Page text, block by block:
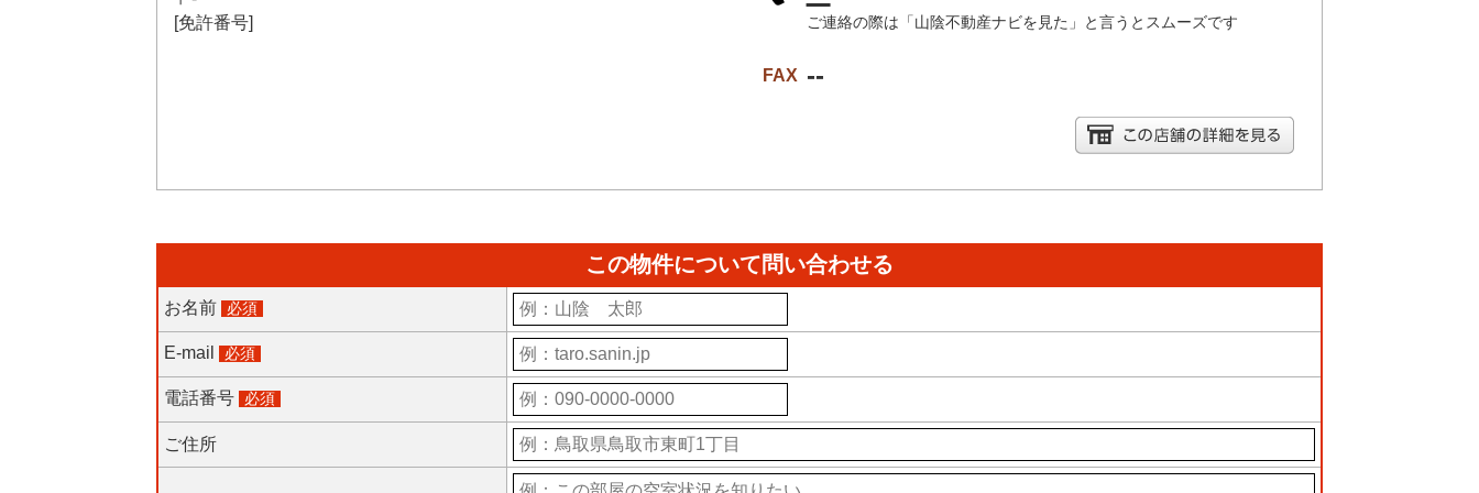
[免許番号]
ご連絡の際は「山陰不動産ナビを見た」と言うとスムーズです
FAX --